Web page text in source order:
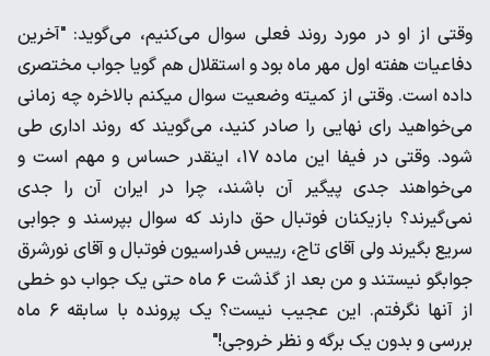
وقتی از او در مورد روند فعلی سوال می‌کنیم، می‌گوید: "آخرین
دفاعیات هفته اول مهر ماه بود و استقلال هم گویا جواب مختصری
داده است. وقتی از کمیته وضعیت سوال میکنم بالاخره چه زمانی
می‌خواهید رای نهایی را صادر کنید، می‌گویند که روند اداری طی
شود. وقتی در فیفا این ماده ١٧، اینقدر حساس و مهم است و
می‌خواهند جدی پیگیر آن باشند، چرا در ایران آن‌ را جدی
نمی‌گیرند؟ بازیکنان فوتبال حق دارند که سوال بپرسند و جوابی
سریع بگیرند ولی آقای تاج، رییس فدراسیون فوتبال و آقای نورشرق
جوابگو نیستند و من بعد از گذشت ٦ ماه حتی یک جواب دو خطی
از آنها نگرفتم. این عجیب نیست؟ یک پرونده با سابقه ٦ ماه
بررسی و بدون یک برگه و نظر خروجی!"